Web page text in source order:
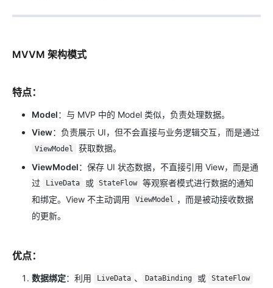
MVVM 架构模式
特点：
Model：与 MVP 中的 Model 类似，负责处理数据。
View：负责展示 UI，但不会直接与业务逻辑交互，而是通过
ViewModel
获取数据。
ViewModel：保存 UI 状态数据，不直接引用 View，而是通
过
LiveData 或 StateFlow
等观察者模式进行数据的通知
和绑定。View 不主动调用
ViewModel ，而是被动接收数据
的更新。
优点：
数据绑定：利用 LiveData 、 DataBinding 或 StateFlow